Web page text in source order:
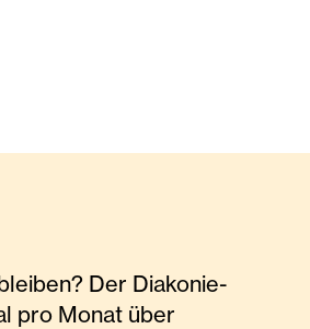
Der Diakonie-
pro Monat über